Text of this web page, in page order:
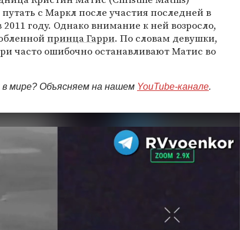
путать с Маркл после участия последней в
году. Однако внимание к ней возросло,
принца Гарри. По словам девушки,
часто ошибочно останавливают Матис во
мире? Объясняем на нашем YouTube-канале.